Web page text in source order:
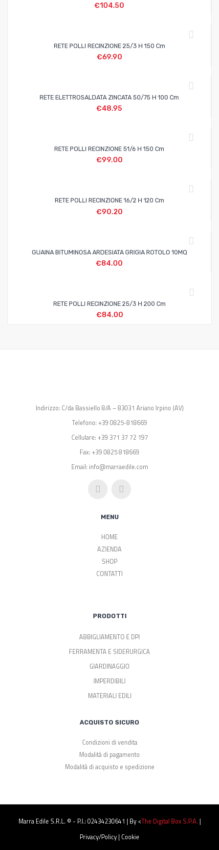
€104.50
RETE POLLI RECINZIONE 25/3 H 150 Cm
€69.90
RETE ELETTROSALDATA ZINCATA 50/75 H 100 Cm
€48.95
RETE POLLI RECINZIONE 51/6 H 150 Cm
€99.00
RETE POLLI RECINZIONE 16/2 H 120 Cm
€90.20
GUAINA BITUMINOSA ARDESIATA GRIGIA ROTOLO 10MQ
€84.00
RETE POLLI RECINZIONE 25/3 H 200 Cm
€84.00
Indirizzo: C/da Bassiello 8/A – 83031 Ariano Irpino (AV)
Telefono: +39 0825-818669
Cellulare: +39 371 37 72 197
Fax: +39 0825 818669
Email: info@marraedile.com
MENU
HOME
AZIENDA
SHOP
CONTATTI
PRODOTTI
ABBIGLIAMENTO E DPI
FERRAMENTA E SIDERURGICA
GIARDINAGGIO
IMPERDIBILI
MATERIALI EDILI
ACQUISTO SICURO
Condizioni di vendita
Modalità di pagamento
Modalità di acquisto e spedizione
Marra Edile S.r.l. © - P.I.: 02434230641 | By <The Digital Box S.p.a. |
Privacy/Policy | Cookie